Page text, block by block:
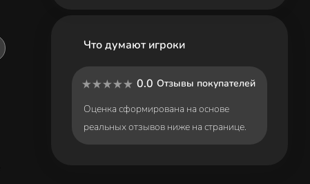
Что думают игроки
0.0 Отзывы покупателей
Оценка сформирована на основе
реальных отзывов ниже на странице.